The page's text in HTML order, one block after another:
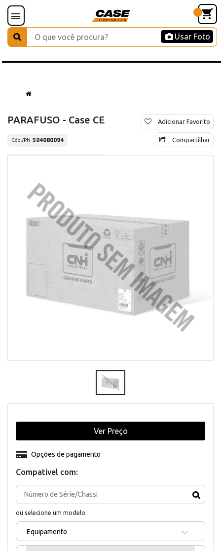
Usar Foto
PARAFUSO - Case CE
Cód./PN 504080094
Adicionar Favorito
Compartilhar
Compativel com:
ou selecione um modelo:
Equipamento
Opções de pagamento
Ver Preço